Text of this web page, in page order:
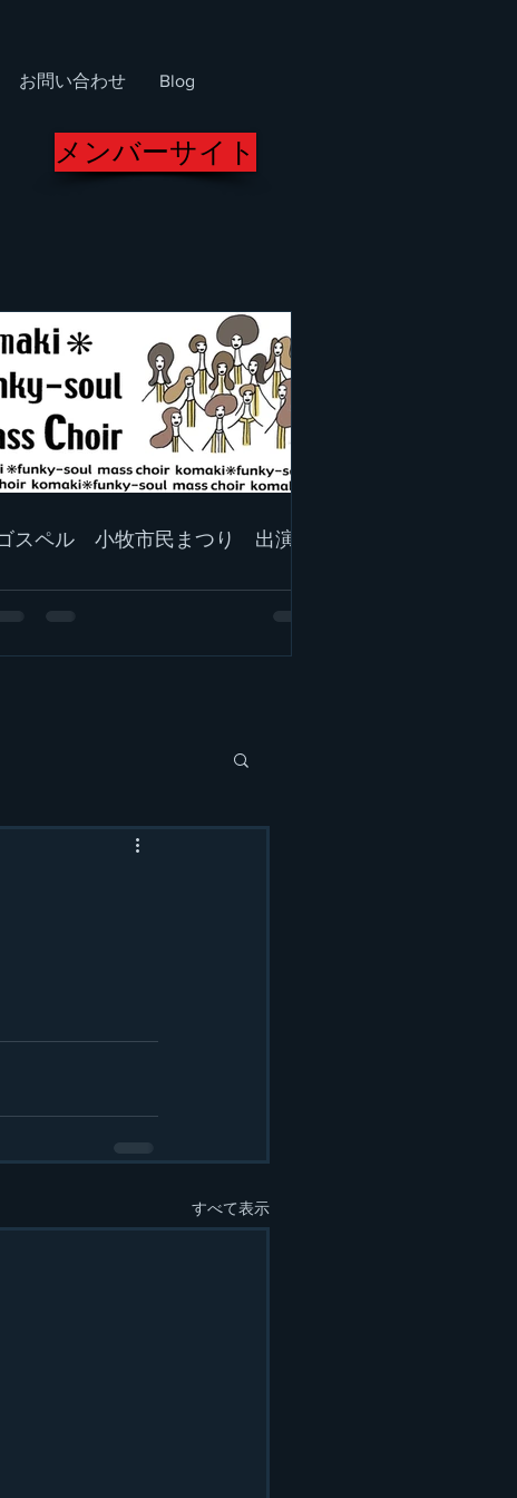
お問い合わせ Blog
メンバーサイト
スペル 小牧市民まつり 出演！
すべて表示